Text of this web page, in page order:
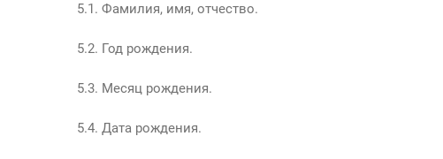
5.1. Фамилия, имя, отчество.
5.2. Год рождения.
5.3. Месяц рождения.
5.4. Дата рождения.